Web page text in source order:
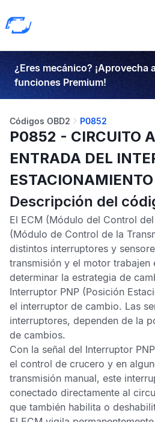
¿Eres mecánico? ¡Aprovecha
funciones Premium!
Códigos OBD2 P0852
P0852 - CIRCUITO
ENTRADA DEL
Descripción del
El ECM (Módulo del Control
(Módulo de Control de la
distintos interruptores y
transmisión y el motor trabajen
determinar la estrategia de
Interruptor PNP (Posición
el interruptor de cambio. Las
interruptores, dependen de la
de cambios.
Con la señal del Interruptor PNP
el control de crucero y en
transmisión manual, este
conectado directamente al
que también habilita o